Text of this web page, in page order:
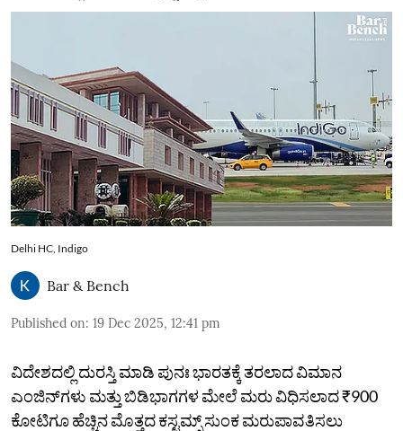
Delhi HC, Indigo
Bar & Bench
Published on: 19 Dec 2025, 12:41 pm
ವಿದೇಶದಲ್ಲಿ ದುರಸ್ತಿ ಮಾಡಿ ಪುನಃ ಭಾರತಕ್ಕೆ ತರಲಾದ ವಿಮಾನ
ಎಂಜಿನ್‌ಗಳು ಮತ್ತು ಬಿಡಿಭಾಗಗಳ ಮೇಲೆ ಮರು ವಿಧಿಸಲಾದ ₹900
ಕೋಟಿಗೂ ಹೆಚ್ಚಿನ ಮೊತ್ತದ ಕಸ್ಟಮ್ಸ್ ಸುಂಕ ಮರುಪಾವತಿಸಲು